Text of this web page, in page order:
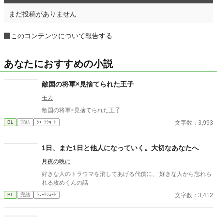
まだ投稿がありません
このコンテンツについて報告する
あなたにおすすめの小説
敵国の将軍×見捨てられた王子
モカ
敵国の将軍×見捨てられた王子
BL 完結 ｼｮｰﾄｼｮｰﾄ 文字数：3,993
1日、また1日と他人になっていく。大切なあなたへ
月夜の晩に
好きな人のトラウマを消してあげる代償に、 好きな人から忘れら
れる攻めくんの話
BL 完結 ｼｮｰﾄｼｮｰﾄ 文字数：3,412